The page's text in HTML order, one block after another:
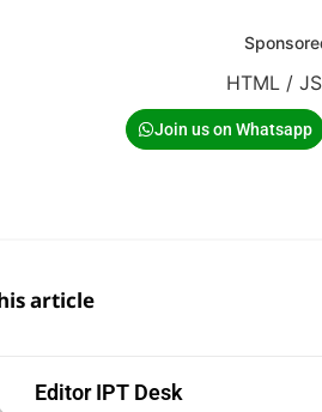
HTML /
Join us on Whatsapp
article
Editor IPT Desk
HTML / JS Code